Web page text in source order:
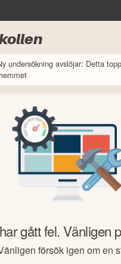
undersökning avslöjar: Detta
gått fel. Vänligen
försök igen om en